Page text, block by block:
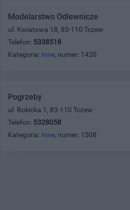
Modelarstwo Odlewnicze
ul. Kwiatowa 18, 83-110 Tczew
Telefon: 5338518
Kategoria: Inne, numer: 1420
Pogrzeby
ul. Rokicka 1, 83-110 Tczew
Telefon: 5328058
Kategoria: Inne, numer: 1508